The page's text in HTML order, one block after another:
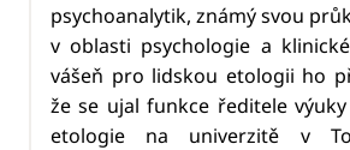
psychoanalytik, známý svou
v oblasti psychologie a
vášeň pro lidskou etologii ho
že se ujal funkce ředitele
etologie na univerzitě v